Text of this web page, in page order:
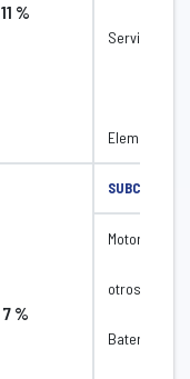
11 %
Servicios de
Elementos
7 %
Motores
otros
Baterias